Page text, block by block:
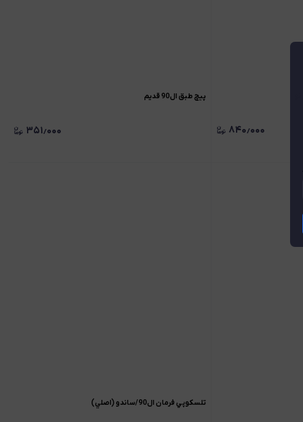
۸۴۰٫۰۰۰
پيچ طبق ال90 قدیم
۳۵۱٫۰۰۰
تلسکوپي فرمان ال90/ساندو (اصلي)